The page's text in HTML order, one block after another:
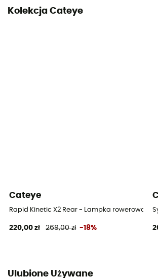
Czas pracy lampki tylnej
[Flash] 30h / [Max] 10h / [Min] 1h /
Kolekcja Cateye
Cateye
Rapid Kinetic X2 Rear - Lampka rowerowa
220,00 zł 269,00 zł -18%
Ulubione Używane